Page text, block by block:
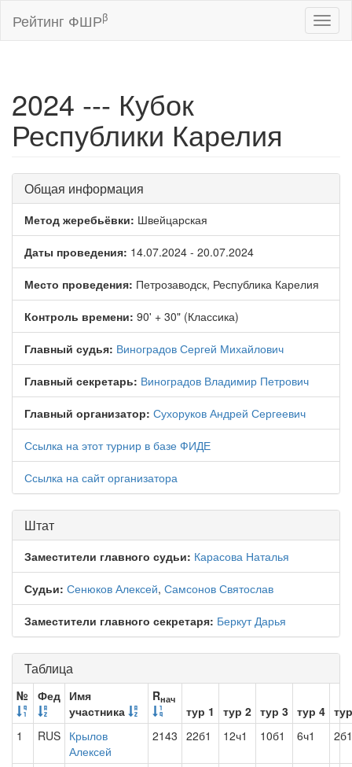
Рейтинг ФШРβ
2024 --- Кубок
Республики Карелия
Общая информация
Метод жеребьёвки: Швейцарская
Даты проведения: 14.07.2024 - 20.07.2024
Место проведения: Петрозаводск, Республика Карелия
Контроль времени: 90' + 30" (Классика)
Главный судья: Виноградов Сергей Михайлович
Главный секретарь: Виноградов Владимир Петрович
Главный организатор: Сухоруков Андрей Сергеевич
Ссылка на этот турнир в базе ФИДЕ
Ссылка на сайт организатора
Штат
Заместители главного судьи: Карасова Наталья
Судьи: Сенюков Алексей, Самсонов Святослав
Заместители главного секретаря: Беркут Дарья
Таблица
№ Фед Имя
участника
Rнач
тур 1 тур 2 тур 3 тур 4
1
RUS Крылов
Алексей
2143 22б1 12ч1 10б1 6ч1 2б1